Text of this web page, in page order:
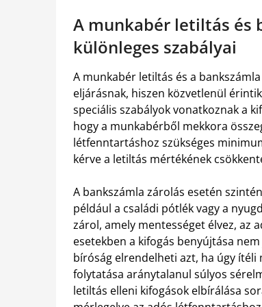
A munkabér letiltás és
különleges szabályai
A munkabér letiltás és a
eljárásnak, hiszen közvetlenül
speciális szabályok vonatkoznak a
hogy a munkabérből mekkora
létfenntartáshoz szükséges
kérve a letiltás mértékének
A bankszámla zárolás esetén
például a családi pótlék vagy a
zárol, amely mentességet élvez, az
esetekben a kifogás benyújtása
bíróság elrendelheti azt, ha úgy ítéli
folytatása aránytalanul súlyos
letiltás elleni kifogások elbírálása